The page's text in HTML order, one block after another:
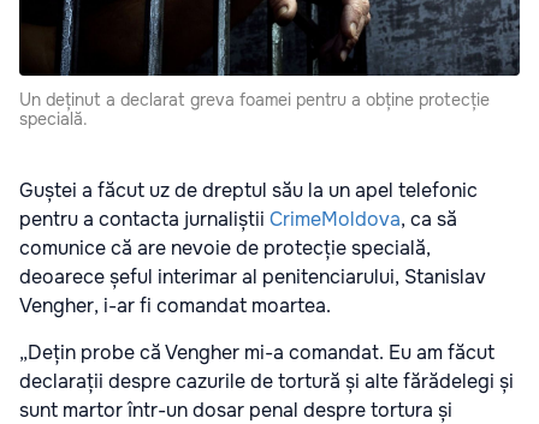
Un deținut a declarat greva foamei pentru a obține protecție
specială.
Guștei a făcut uz de dreptul său la un apel telefonic
pentru a contacta jurnaliștii CrimeMoldova, ca să
comunice că are nevoie de protecție specială,
deoarece șeful interimar al penitenciarului, Stanislav
Vengher, i-ar fi comandat moartea.
„Dețin probe că Vengher mi-a comandat. Eu am făcut
declarații despre cazurile de tortură și alte fărădelegi și
sunt martor într-un dosar penal despre tortura și